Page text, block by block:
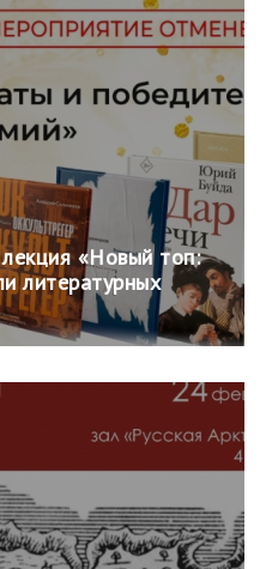
«Новый топ:
литературных